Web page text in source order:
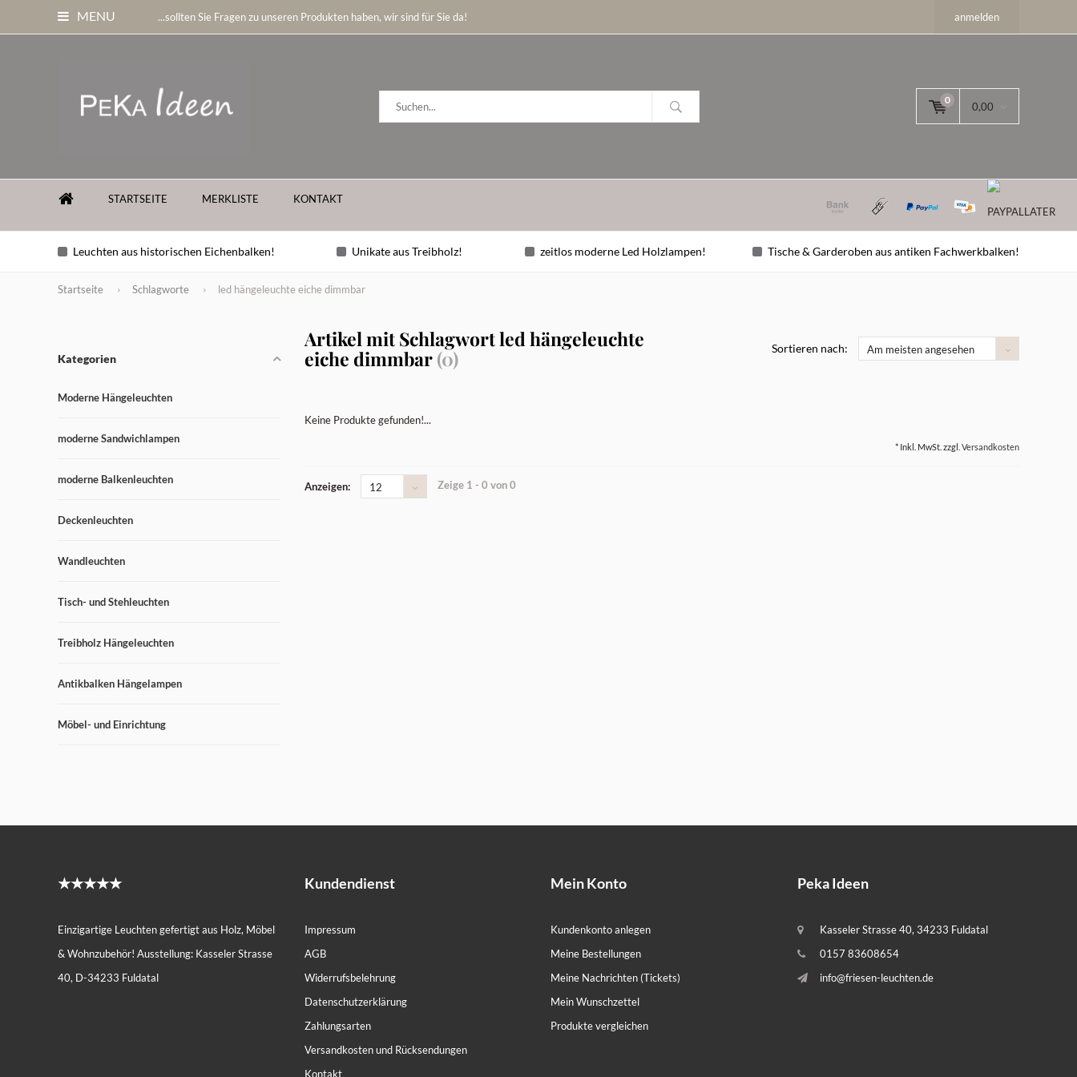
MENU ...sollten Sie Fragen zu unseren Produkten haben, wir sind für Sie da! anmelden
0
0,00
STARTSEITE MERKLISTE KONTAKT
Leuchten aus historischen Eichenbalken! Unikate aus Treibholz! zeitlos moderne Led Holzlampen! Tische & Garderoben aus antiken Fachwerkbalken!
Startseite Schlagworte led hängeleuchte eiche dimmbar
Kategorien
Moderne Hängeleuchten
moderne Sandwichlampen
moderne Balkenleuchten
Deckenleuchten
Wandleuchten
Tisch- und Stehleuchten
Treibholz Hängeleuchten
Antikbalken Hängelampen
Möbel- und Einrichtung
Artikel mit Schlagwort led hängeleuchte
eiche dimmbar(0) Sortieren nach: Am meisten angesehen
Keine Produkte gefunden!...
* Inkl. MwSt. zzgl. Versandkosten
Anzeigen: 12 Zeige 1 - 0 von 0
★★★★★
Einzigartige Leuchten gefertigt aus Holz, Möbel
& Wohnzubehör! Ausstellung: Kasseler Strasse
40, D-34233 Fuldatal
Kundendienst
Impressum
AGB
Widerrufsbelehrung
Datenschutzerklärung
Zahlungsarten
Versandkosten und Rücksendungen
Kontakt
Mein Konto
Kundenkonto anlegen
Meine Bestellungen
Meine Nachrichten (Tickets)
Mein Wunschzettel
Produkte vergleichen
Peka Ideen
Kasseler Strasse 40, 34233 Fuldatal
0157 83608654
info@friesen-leuchten.de